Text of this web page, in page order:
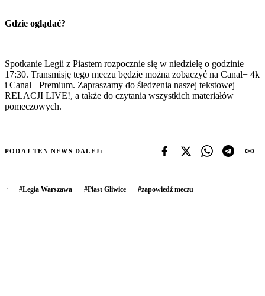
Gdzie oglądać?
Spotkanie Legii z Piastem rozpocznie się w niedzielę o godzinie
17:30. Transmisję tego meczu będzie można zobaczyć na Canal+ 4k
i Canal+ Premium. Zapraszamy do śledzenia naszej tekstowej
RELACJI LIVE!, a także do czytania wszystkich materiałów
pomeczowych.
PODAJ TEN NEWS DALEJ:
#Legia Warszawa #Piast Gliwice #zapowiedź meczu